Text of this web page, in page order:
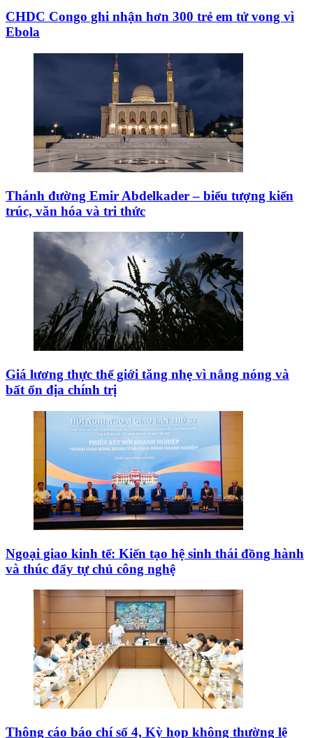
CHDC Congo ghi nhận hơn 300 trẻ em tử vong vì
Ebola
Thánh đường Emir Abdelkader – biểu tượng kiến
trúc, văn hóa và tri thức
Giá lương thực thế giới tăng nhẹ vì nắng nóng và
bất ổn địa chính trị
Ngoại giao kinh tế: Kiến tạo hệ sinh thái đồng hành
và thúc đẩy tự chủ công nghệ
Thông cáo báo chí số 4, Kỳ họp không thường lệ